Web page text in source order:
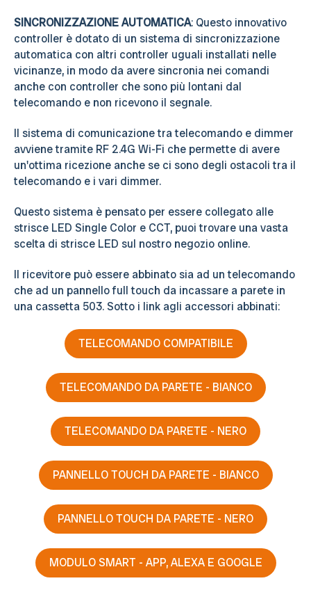
SINCRONIZZAZIONE AUTOMATICA: Questo innovativo
controller è dotato di un sistema di sincronizzazione
automatica con altri controller uguali installati nelle
vicinanze, in modo da avere sincronia nei comandi
anche con controller che sono più lontani dal
telecomando e non ricevono il segnale.
Il sistema di comunicazione tra telecomando e dimmer
avviene tramite RF 2.4G Wi-Fi che permette di avere
un'ottima ricezione anche se ci sono degli ostacoli tra il
telecomando e i vari dimmer.
Questo sistema è pensato per essere collegato alle
strisce LED Single Color e CCT, puoi trovare una vasta
scelta di strisce LED sul nostro negozio online.
Il ricevitore può essere abbinato sia ad un telecomando
che ad un pannello full touch da incassare a parete in
una cassetta 503. Sotto i link agli accessori abbinati:
TELECOMANDO COMPATIBILE
TELECOMANDO DA PARETE - BIANCO
TELECOMANDO DA PARETE - NERO
PANNELLO TOUCH DA PARETE - BIANCO
PANNELLO TOUCH DA PARETE - NERO
MODULO SMART - APP, ALEXA E GOOGLE